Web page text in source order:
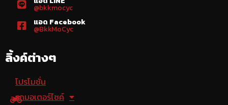
@bkkmocyc
แอด Facebook
@BkkMoCyc
ลิ้งค์ต่างๆ
โปรโมชั่น
รถมอเตอร์ไซค์